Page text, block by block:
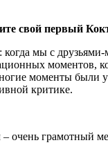
свой первый
мы с
моментов,
моменты были
критике.
очень грамотный